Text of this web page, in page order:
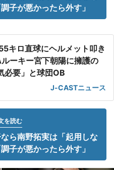
子が悪かったら外す」
キロ直球にヘルメット叩き
ーキー宮下朝陽に擁護の
必要」と球団OB
J-CASTニュース
を読む
ら南野拓実は「起用しな
子が悪かったら外す」